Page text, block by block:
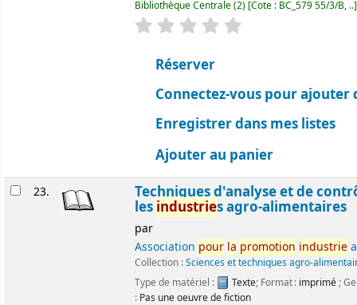
Bibliothèque Centrale(2) Cote : BC_579 55/3/B, ..
évaluation
Réserver
Connectez-vous pour ajouter
Enregistrer dans mes listes
Ajouter au panier
23. Techniques d'analyse et de
les industries agro-alimentaires
par
Association pour la promotion industrie
Collection :Sciences et techniques agro-
Type de matériel :
Texte; Format : imprimé;
: Pas une oeuvre de fiction